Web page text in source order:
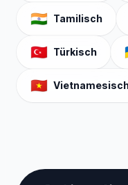
🇮🇳 Tamilisch
🇹🇷 Türkisch
🇻🇳